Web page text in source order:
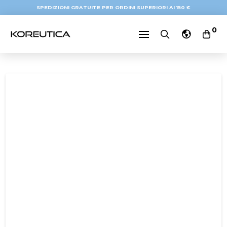
SPEDIZIONI GRATUITE PER ORDINI SUPERIORI AI 150 €
0